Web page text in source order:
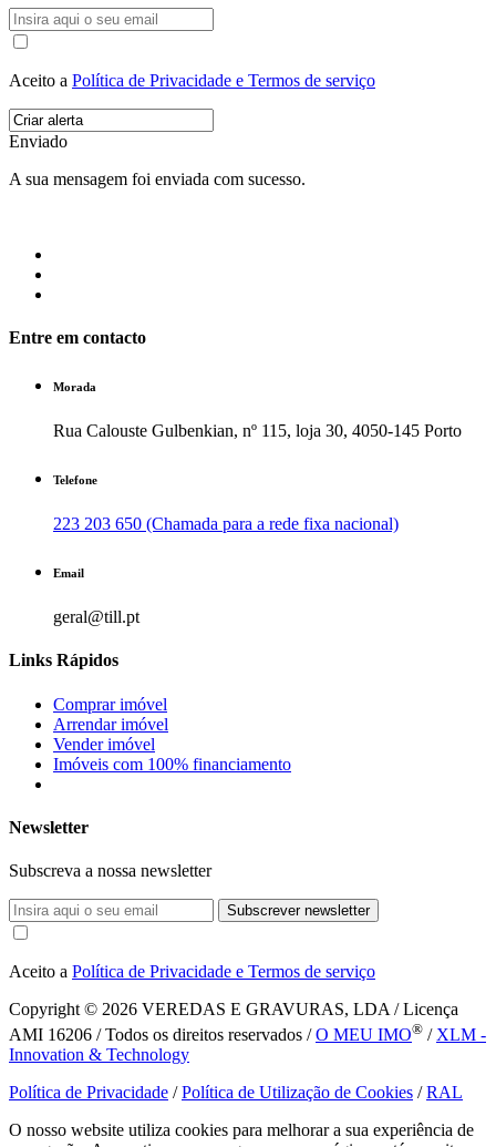
Aceito a Política de Privacidade e Termos de serviço
Enviado
A sua mensagem foi enviada com sucesso.
Entre em contacto
Morada
Rua Calouste Gulbenkian, nº 115, loja 30, 4050-145 Porto
Telefone
223 203 650 (Chamada para a rede fixa nacional)
Email
geral@till.pt
Links Rápidos
Comprar imóvel
Arrendar imóvel
Vender imóvel
Imóveis com 100% financiamento
Newsletter
Subscreva a nossa newsletter
Subscrever newsletter
Aceito a Política de Privacidade e Termos de serviço
Copyright © 2026 VEREDAS E GRAVURAS, LDA / Licença
AMI 16206 / Todos os direitos reservados /O MEU IMO® / XLM -
Innovation & Technology
Política de Privacidade /Política de Utilização de Cookies /RAL
O nosso website utiliza cookies para melhorar a sua experiência de